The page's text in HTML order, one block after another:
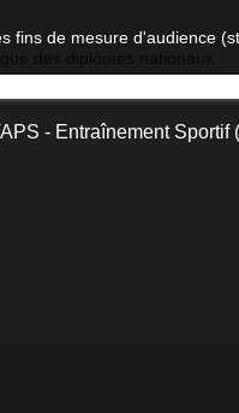
fins de mesure d'audience
- Entraînement Sportif